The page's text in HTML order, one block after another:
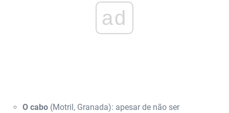
ad
O cabo (Motril, Granada): apesar de não ser